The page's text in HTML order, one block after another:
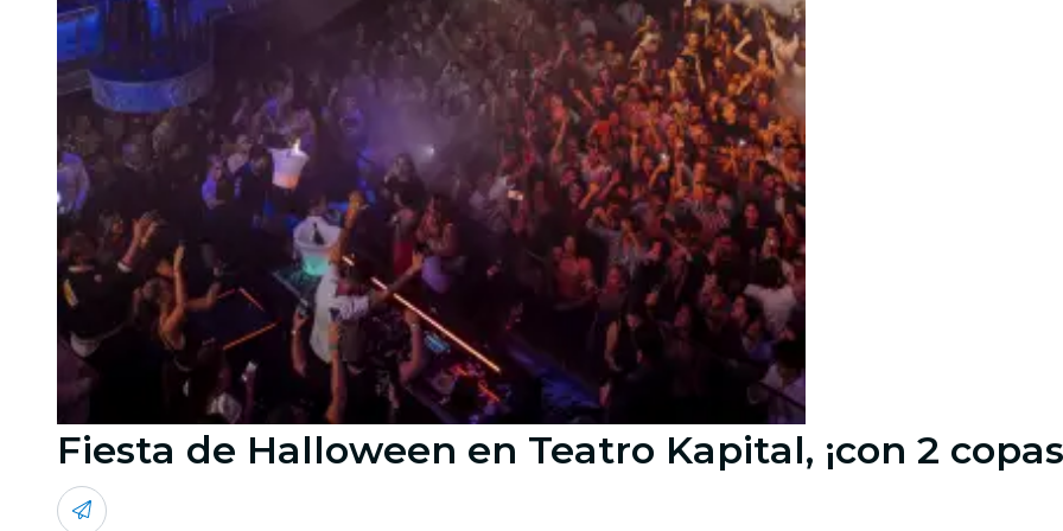
Fiesta de Halloween en Teatro Kapital, ¡con 2